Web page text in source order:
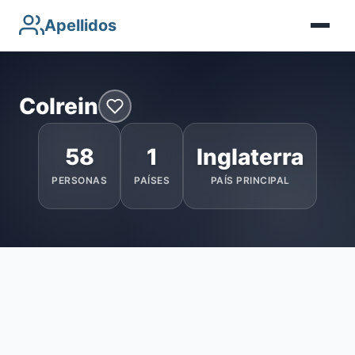
Apellidos
Colrein
58
PERSONAS
1
PAÍSES
Inglaterra
PAÍS PRINCIPAL